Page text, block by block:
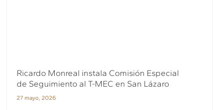
Ricardo Monreal instala Comisión Especial
de Seguimiento al T-MEC en San Lázaro
27 mayo, 2026